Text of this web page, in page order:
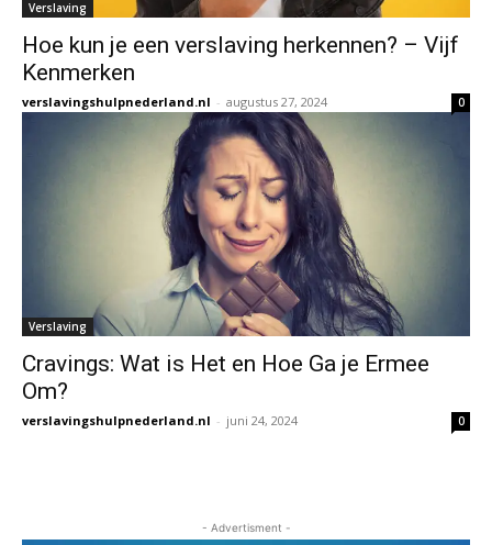
Verslaving
Hoe kun je een verslaving herkennen? – Vijf
Kenmerken
verslavingshulpnederland.nl - augustus 27, 2024 0
Verslaving
Cravings: Wat is Het en Hoe Ga je Ermee
Om?
verslavingshulpnederland.nl - juni 24, 2024 0
- Advertisment -